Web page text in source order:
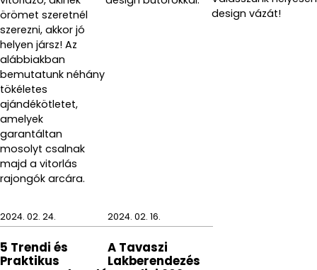
örömet szeretnél
szerezni, akkor jó
helyen jársz! Az
alábbiakban
bemutatunk néhány
tökéletes
ajándékötletet,
amelyek
garantáltan
mosolyt csalnak
majd a vitorlás
rajongók arcára.
design vázát!
2024. 02. 24.
5 Trendi és
Praktikus
2024. 02. 16.
A Tavaszi
Lakberendezés